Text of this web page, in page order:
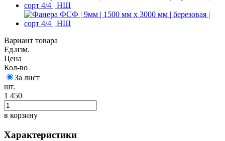
Вариант товара
Ед.изм.
Цена
Кол-во
За лист
шт.
1 450
в корзину
Характеристики